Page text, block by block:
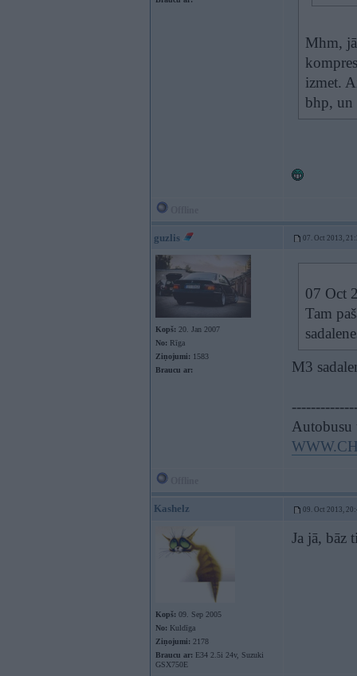
Mhm,
izmet.
bhp, un
guzlis 07. Oct 2013,
Kopš: 20. Jan 2007
No: Rīga
Ziņojumi: 1583
Braucu ar:
07 Oct
Tam
M3
Autobusu
Kashelz 09. Oct 2013,
Kopš: 09. Sep 2005
No: Kuldīga
Ziņojumi: 2178
Braucu ar: E34 2.5i 24v, Suzuki
GSX750E
Ja jā, bāz